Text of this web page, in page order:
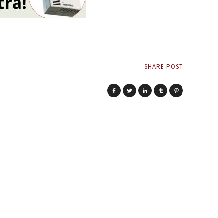
SHARE POST